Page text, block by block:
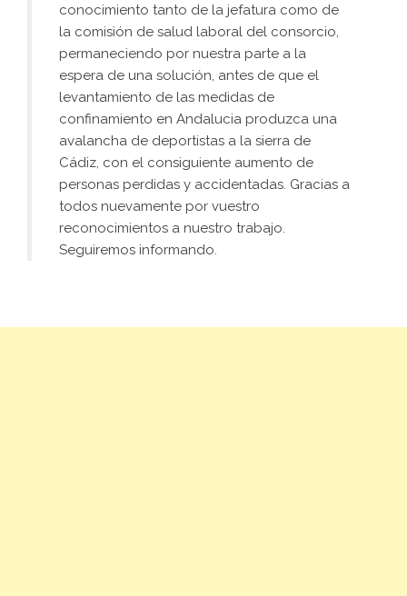
conocimiento tanto de la jefatura como de
la comisión de salud laboral del consorcio,
permaneciendo por nuestra parte a la
espera de una solución, antes de que el
levantamiento de las medidas de
confinamiento en Andalucia produzca una
avalancha de deportistas a la sierra de
Cádiz, con el consiguiente aumento de
personas perdidas y accidentadas. Gracias a
todos nuevamente por vuestro
reconocimientos a nuestro trabajo.
Seguiremos informando.